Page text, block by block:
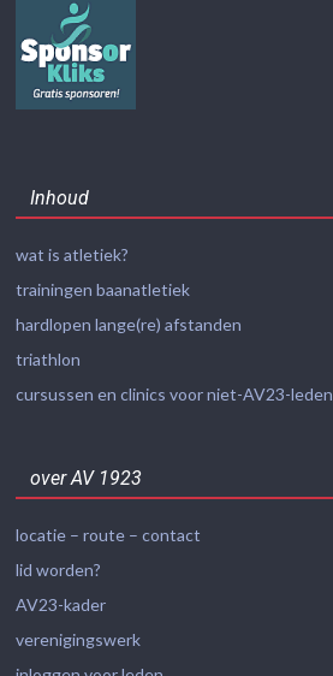
Inhoud
wat is atletiek?
trainingen baanatletiek
hardlopen lange(re) afstanden
triathlon
cursussen en clinics voor niet-AV23-leden
over AV 1923
locatie – route – contact
lid worden?
AV23-kader
verenigingswerk